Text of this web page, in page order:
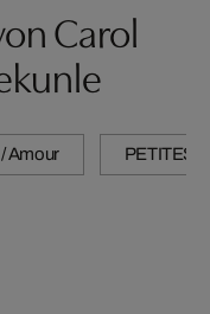
Carol
Amour PETITES